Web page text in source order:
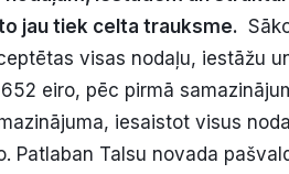
jau tiek celta trauksme.
visas nodaļu, iestāžu
eiro, pēc pirmā
iesaistot visus
Patlaban Talsu novada